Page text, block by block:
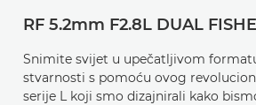
RF 5.2mm F2.8L DUAL
Snimite svijet u upečatljivom
stvarnosti s pomoću ovog
serije L koji smo dizajnirali kako